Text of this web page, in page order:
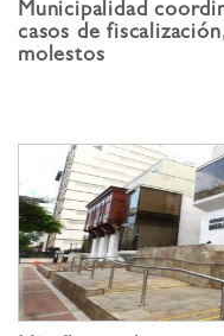
Municipalidad
casos de
molestos